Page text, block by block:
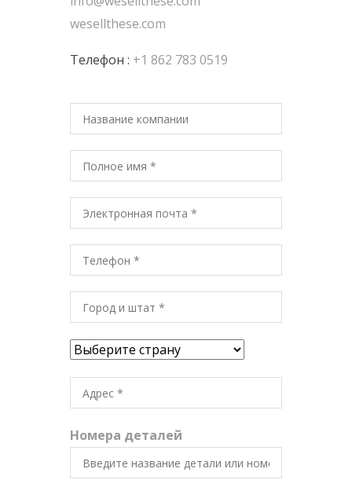
wesellthese.com
Телефон : +1 862 783 0519
Номера деталей